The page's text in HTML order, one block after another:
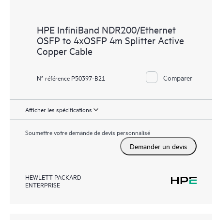
HPE InfiniBand NDR200/Ethernet
OSFP to 4xOSFP 4m Splitter Active
Copper Cable
N° référence P50397-B21 Comparer
Afficher les spécifications
Soumettre votre demande de devis personnalisé
Demander un devis
HEWLETT PACKARD
ENTERPRISE